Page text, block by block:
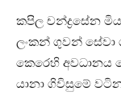
කපිල චන්ද්‍රසේන
ලංකන් ගුවන් සේවා
කෙරෙහි
යානා ගිවිසුමේ